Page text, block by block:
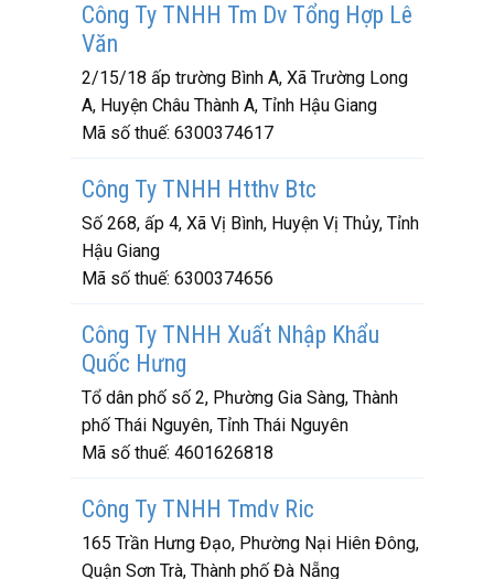
Công Ty TNHH Tm Dv Tổng Hợp Lê
Văn
2/15/18 ấp trường Bình A, Xã Trường Long
A, Huyện Châu Thành A, Tỉnh Hậu Giang
Mã số thuế: 6300374617
Công Ty TNHH Htthv Btc
Số 268, ấp 4, Xã Vị Bình, Huyện Vị Thủy, Tỉnh
Hậu Giang
Mã số thuế: 6300374656
Công Ty TNHH Xuất Nhập Khẩu
Quốc Hưng
Tổ dân phố số 2, Phường Gia Sàng, Thành
phố Thái Nguyên, Tỉnh Thái Nguyên
Mã số thuế: 4601626818
Công Ty TNHH Tmdv Ric
165 Trần Hưng Đạo, Phường Nại Hiên Đông,
Quận Sơn Trà, Thành phố Đà Nẵng